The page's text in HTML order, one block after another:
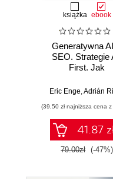
książka ebook
Generatywna
SEO. Strategie
First. Jak
wydajność i
Eric Enge,Adrián Ridner
(39,50 zł najniższa cena
41.87
79.00zł (-47%)